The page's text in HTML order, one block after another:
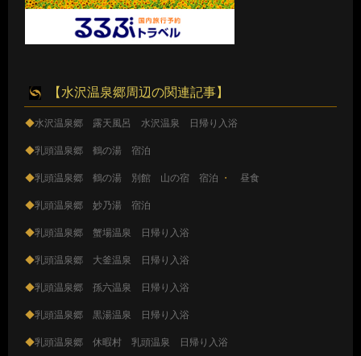
【水沢温泉郷周辺の関連記事】
◆水沢温泉郷 露天風呂 水沢温泉 日帰り入浴
◆乳頭温泉郷 鶴の湯 宿泊
◆乳頭温泉郷 鶴の湯 別館 山の宿 宿泊 ・ 昼食
◆乳頭温泉郷 妙乃湯 宿泊
◆乳頭温泉郷 蟹場温泉 日帰り入浴
◆乳頭温泉郷 大釜温泉 日帰り入浴
◆乳頭温泉郷 孫六温泉 日帰り入浴
◆乳頭温泉郷 黒湯温泉 日帰り入浴
◆乳頭温泉郷 休暇村 乳頭温泉 日帰り入浴